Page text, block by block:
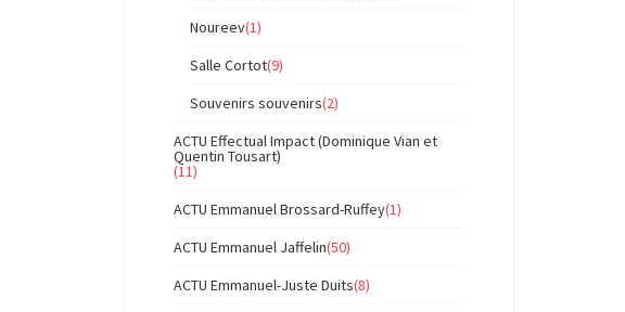
Noureev(1)
Salle Cortot(9)
Souvenirs souvenirs(2)
ACTU Effectual Impact (Dominique Vian et
Quentin Tousart)
(11)
ACTU Emmanuel Brossard-Ruffey(1)
ACTU Emmanuel Jaffelin(50)
ACTU Emmanuel-Juste Duits(8)